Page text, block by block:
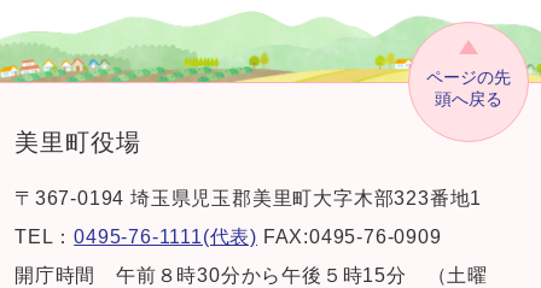
ページの先
頭へ戻る
美里町役場
〒367-0194 埼玉県児玉郡美里町大字木部323番地1
TEL：0495-76-1111(代表) FAX:0495-76-0909
開庁時間 午前８時30分から午後５時15分 （土曜